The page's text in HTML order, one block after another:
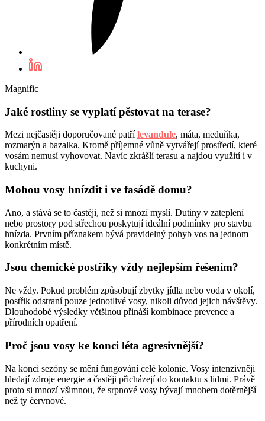
Magnific
Jaké rostliny se vyplatí pěstovat na terase?
Mezi nejčastěji doporučované patřílevandule, máta, meduňka,
rozmarýn a bazalka. Kromě příjemné vůně vytvářejí prostředí, které
vosám nemusí vyhovovat. Navíc zkrášlí terasu a najdou využití i v
kuchyni.
Mohou vosy hnízdit i ve fasádě domu?
Ano, a stává se to častěji, než si mnozí myslí. Dutiny v zateplení
nebo prostory pod střechou poskytují ideální podmínky pro stavbu
hnízda. Prvním příznakem bývá pravidelný pohyb vos na jednom
konkrétním místě.
Jsou chemické postřiky vždy nejlepším řešením?
Ne vždy. Pokud problém způsobují zbytky jídla nebo voda v okolí,
postřik odstraní pouze jednotlivé vosy, nikoli důvod jejich návštěvy.
Dlouhodobé výsledky většinou přináší kombinace prevence a
přírodních opatření.
Proč jsou vosy ke konci léta agresivnější?
Na konci sezóny se mění fungování celé kolonie. Vosy intenzivněji
hledají zdroje energie a častěji přicházejí do kontaktu s lidmi. Právě
proto si mnozí všimnou, že srpnové vosy bývají mnohem dotěrnější
než ty červnové.